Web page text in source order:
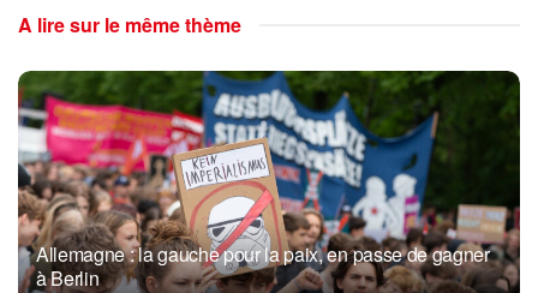
A lire sur le même thème
Allemagne : la gauche pour la paix, en passe de gagner
à Berlin